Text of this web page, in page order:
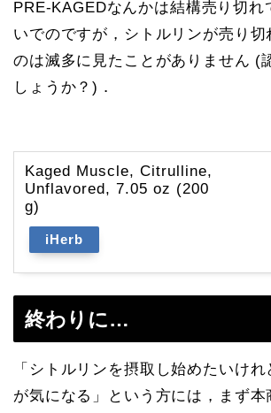
PRE-KAGEDなんかは結構売り切れ
いでのですが，シトルリンが売り切
のは滅多に見たことがありません (
しょうか？)．
Kaged Muscle, Citrulline,
Unflavored, 7.05 oz (200
g)
iHerb
終わりに…
「シトルリンを摂取し始めたいけ
が気になる」という方には，まず本